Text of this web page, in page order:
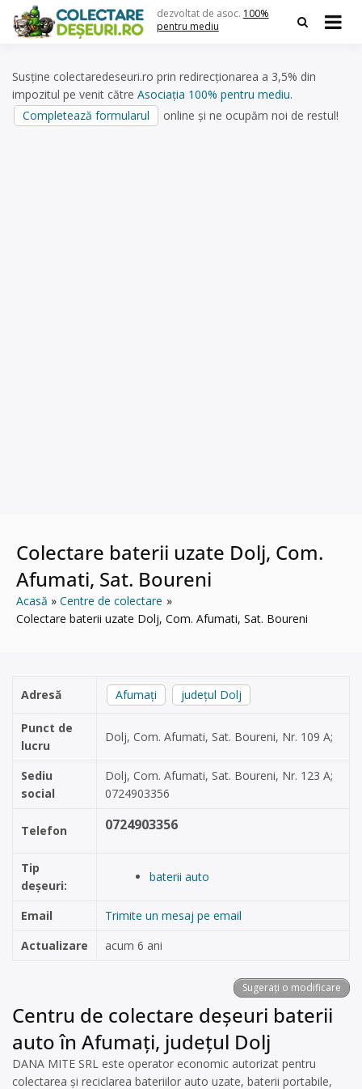
content
dezvoltat de asoc. 100%
pentru mediu
Susține colectaredeseuri.ro prin redirecționarea a 3,5% din
impozitul pe venit către Asociația 100% pentru mediu.
Completează formularul
online și ne ocupăm noi de restul!
Colectare baterii uzate Dolj, Com.
Afumati, Sat. Boureni
Acasă
Centre de colectare
Colectare baterii uzate Dolj, Com. Afumati, Sat. Boureni
Adresă Afumați județul Dolj
Punct de
lucru
Dolj, Com. Afumati, Sat. Boureni, Nr. 109 A;
Sediu
social
Dolj, Com. Afumati, Sat. Boureni, Nr. 123 A;
0724903356
Telefon 0724903356
Tip
deșeuri:
baterii auto
Email
Trimite un mesaj pe email
Actualizare
acum 6 ani
Sugerați o modificare
Centru de colectare deșeuri baterii
auto în Afumați, județul Dolj
DANA MITE SRL este operator economic autorizat pentru
colectarea și reciclarea bateriilor auto uzate, baterii portabile,